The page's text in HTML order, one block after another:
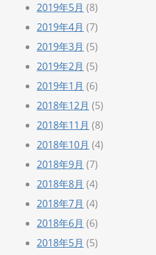
2019年5月 (8)
2019年4月 (7)
2019年3月 (5)
2019年2月 (5)
2019年1月 (6)
2018年12月 (5)
2018年11月 (8)
2018年10月 (4)
2018年9月 (7)
2018年8月 (4)
2018年7月 (4)
2018年6月 (6)
2018年5月 (5)